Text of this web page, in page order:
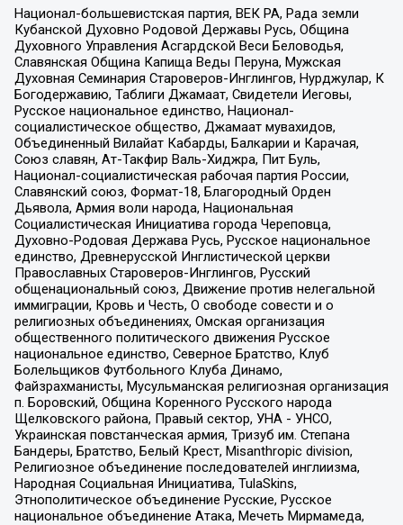
Национал-большевистская партия, ВЕК РА, Рада земли
Кубанской Духовно Родовой Державы Русь, Община
Духовного Управления Асгардской Веси Беловодья,
Славянская Община Капища Веды Перуна, Мужская
Духовная Семинария Староверов-Инглингов, Нурджулар, К
Богодержавию, Таблиги Джамаат, Свидетели Иеговы,
Русское национальное единство, Национал-
социалистическое общество, Джамаат мувахидов,
Объединенный Вилайат Кабарды, Балкарии и Карачая,
Союз славян, Ат-Такфир Валь-Хиджра, Пит Буль,
Национал-социалистическая рабочая партия России,
Славянский союз, Формат-18, Благородный Орден
Дьявола, Армия воли народа, Национальная
Социалистическая Инициатива города Череповца,
Духовно-Родовая Держава Русь, Русское национальное
единство, Древнерусской Инглистической церкви
Православных Староверов-Инглингов, Русский
общенациональный союз, Движение против нелегальной
иммиграции, Кровь и Честь, О свободе совести и о
религиозных объединениях, Омская организация
общественного политического движения Русское
национальное единство, Северное Братство, Клуб
Болельщиков Футбольного Клуба Динамо,
Файзрахманисты, Мусульманская религиозная организация
п. Боровский, Община Коренного Русского народа
Щелковского района, Правый сектор, УНА - УНСО,
Украинская повстанческая армия, Тризуб им. Степана
Бандеры, Братство, Белый Крест, Misanthropic division,
Религиозное объединение последователей инглиизма,
Народная Социальная Инициатива, TulaSkins,
Этнополитическое объединение Русские, Русское
национальное объединение Атака, Мечеть Мирмамеда,